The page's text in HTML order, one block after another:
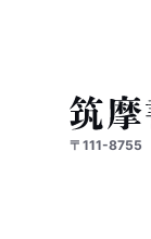
〒111-8755